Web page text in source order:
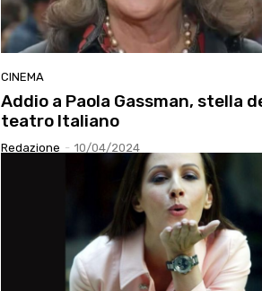
CINEMA
Addio a Paola Gassman, stella
teatro Italiano
Redazione - 10/04/2024